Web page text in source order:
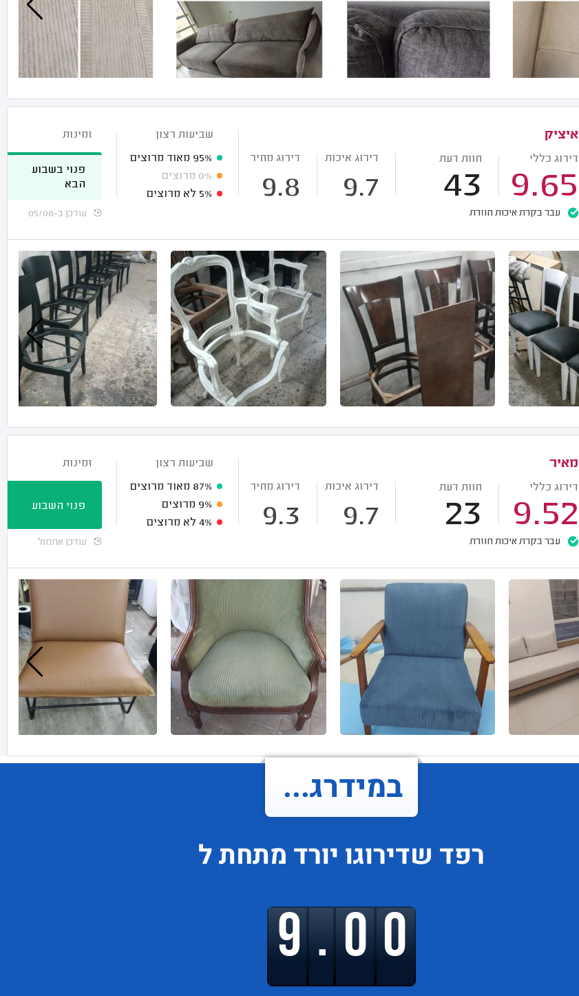
איציק
דירוג כללי
9.65
חוות דעת
43
דירוג איכות
9.7
דירוג מחיר
9.8
עבר בקרת איכות חוזרת
שביעות רצון
95% מאוד מרוצים
0% מרוצים
5% לא מרוצים
זמינות
פנוי בשבוע
הבא
עודכן ב-05/08
מאיר
דירוג כללי
9.52
חוות דעת
23
דירוג איכות
9.7
דירוג מחיר
9.3
עבר בקרת איכות חוזרת
שביעות רצון
87% מאוד מרוצים
9% מרוצים
4% לא מרוצים
זמינות
פנוי השבוע
עודכן אתמול
במידרג...
רפד שדירוגו יורד מתחת ל
9.00